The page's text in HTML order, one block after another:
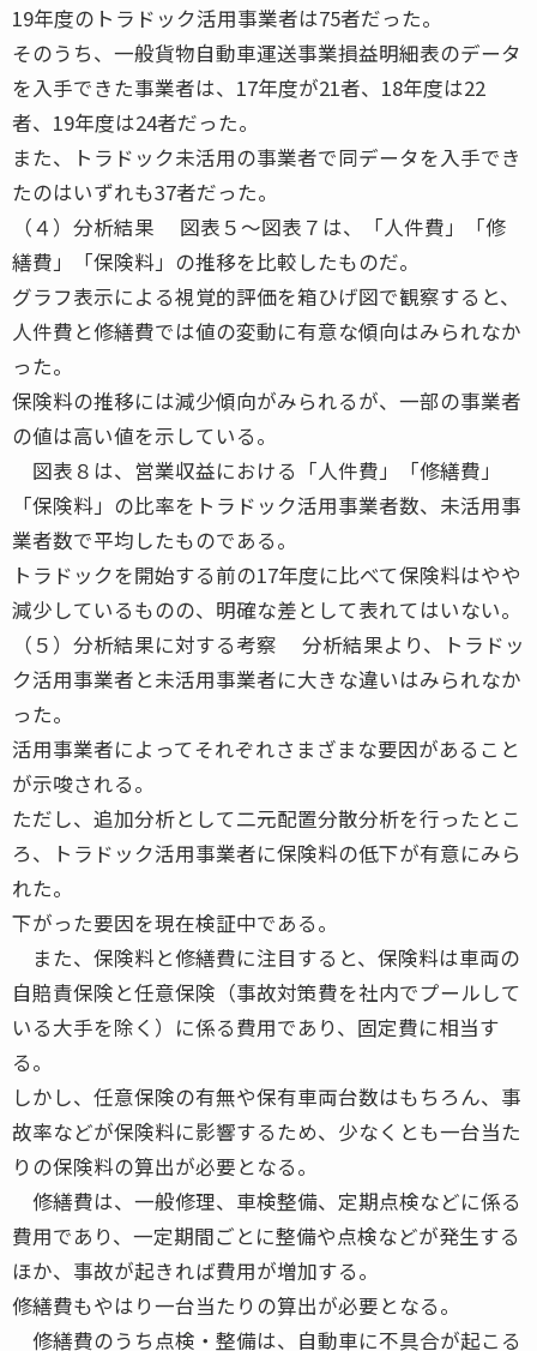
19年度のトラドック活用事業者は75者だった。
そのうち、一般貨物自動車運送事業損益明細表のデータ
を入手できた事業者は、17年度が21者、18年度は22
者、19年度は24者だった。
また、トラドック未活用の事業者で同データを入手でき
たのはいずれも37者だった。
（４）分析結果 図表５～図表７は、「人件費」「修
繕費」「保険料」の推移を比較したものだ。
グラフ表示による視覚的評価を箱ひげ図で観察すると、
人件費と修繕費では値の変動に有意な傾向はみられなか
った。
保険料の推移には減少傾向がみられるが、一部の事業者
の値は高い値を示している。
図表８は、営業収益における「人件費」「修繕費」
「保険料」の比率をトラドック活用事業者数、未活用事
業者数で平均したものである。
トラドックを開始する前の17年度に比べて保険料はやや
減少しているものの、明確な差として表れてはいない。
（５）分析結果に対する考察 分析結果より、トラドッ
ク活用事業者と未活用事業者に大きな違いはみられなか
った。
活用事業者によってそれぞれさまざまな要因があること
が示唆される。
ただし、追加分析として二元配置分散分析を行ったとこ
ろ、トラドック活用事業者に保険料の低下が有意にみら
れた。
下がった要因を現在検証中である。
また、保険料と修繕費に注目すると、保険料は車両の
自賠責保険と任意保険（事故対策費を社内でプールして
いる大手を除く）に係る費用であり、固定費に相当す
る。
しかし、任意保険の有無や保有車両台数はもちろん、事
故率などが保険料に影響するため、少なくとも一台当た
りの保険料の算出が必要となる。
修繕費は、一般修理、車検整備、定期点検などに係る
費用であり、一定期間ごとに整備や点検などが発生する
ほか、事故が起きれば費用が増加する。
修繕費もやはり一台当たりの算出が必要となる。
修繕費のうち点検・整備は、自動車に不具合が起こる